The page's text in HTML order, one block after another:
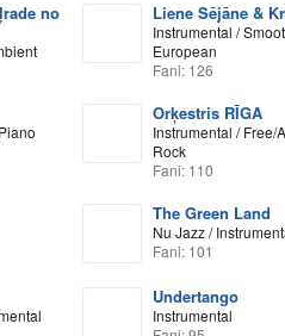
no
Liene Sējāne &
Instrumental /
European
Fani: 126
Orķestris RĪGA
Instrumental / Free/
Rock
Fani: 110
The Green Land
Nu Jazz /
Fani: 101
Undertango
Instrumental